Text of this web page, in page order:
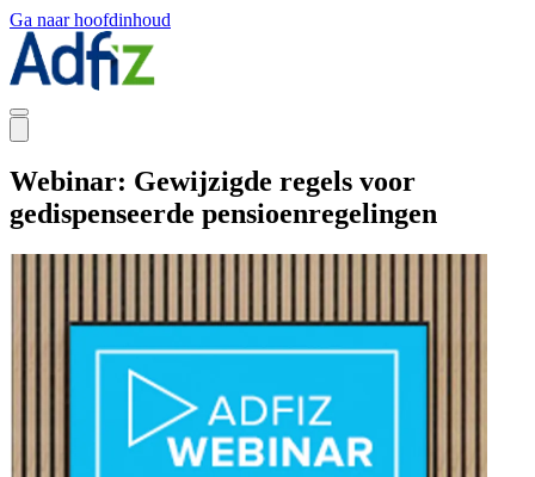
Ga naar hoofdinhoud
Webinar: Gewijzigde regels voor
gedispenseerde pensioenregelingen